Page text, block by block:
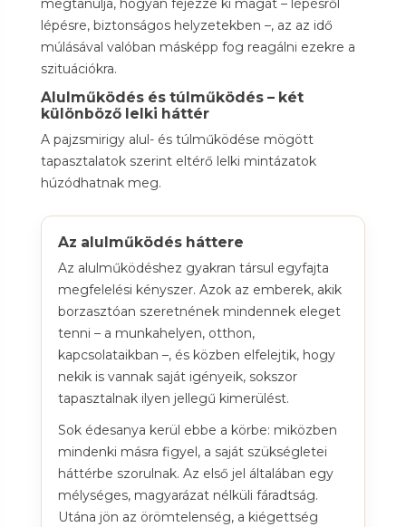
megtanulja, hogyan fejezze ki magát – lépésről
lépésre, biztonságos helyzetekben –, az az idő
múlásával valóban másképp fog reagálni ezekre a
szituációkra.
Alulműködés és túlműködés – két
különböző lelki háttér
A pajzsmirigy alul- és túlműködése mögött
tapasztalatok szerint eltérő lelki mintázatok
húzódhatnak meg.
Az alulműködés háttere
Az alulműködéshez gyakran társul egyfajta
megfelelési kényszer. Azok az emberek, akik
borzasztóan szeretnének mindennek eleget
tenni – a munkahelyen, otthon,
kapcsolataikban –, és közben elfelejtik, hogy
nekik is vannak saját igényeik, sokszor
tapasztalnak ilyen jellegű kimerülést.
Sok édesanya kerül ebbe a körbe: miközben
mindenki másra figyel, a saját szükségletei
háttérbe szorulnak. Az első jel általában egy
mélységes, magyarázat nélküli fáradtság.
Utána jön az örömtelenség, a kiégettség